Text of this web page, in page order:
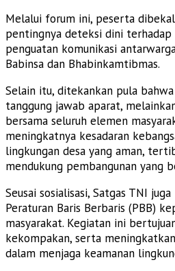
Melalui forum ini, peserta
pentingnya deteksi dini
penguatan komunikasi
Babinsa dan Bhabinkamtibmas.
Selain itu, ditekankan pula
tanggung jawab aparat,
bersama seluruh elemen
meningkatnya kesadaran
lingkungan desa yang aman,
mendukung pembangunan yang
Seusai sosialisasi, Satgas TNI
Peraturan Baris Berbaris (PBB)
masyarakat. Kegiatan ini
kekompakan, serta
dalam menjaga keamanan